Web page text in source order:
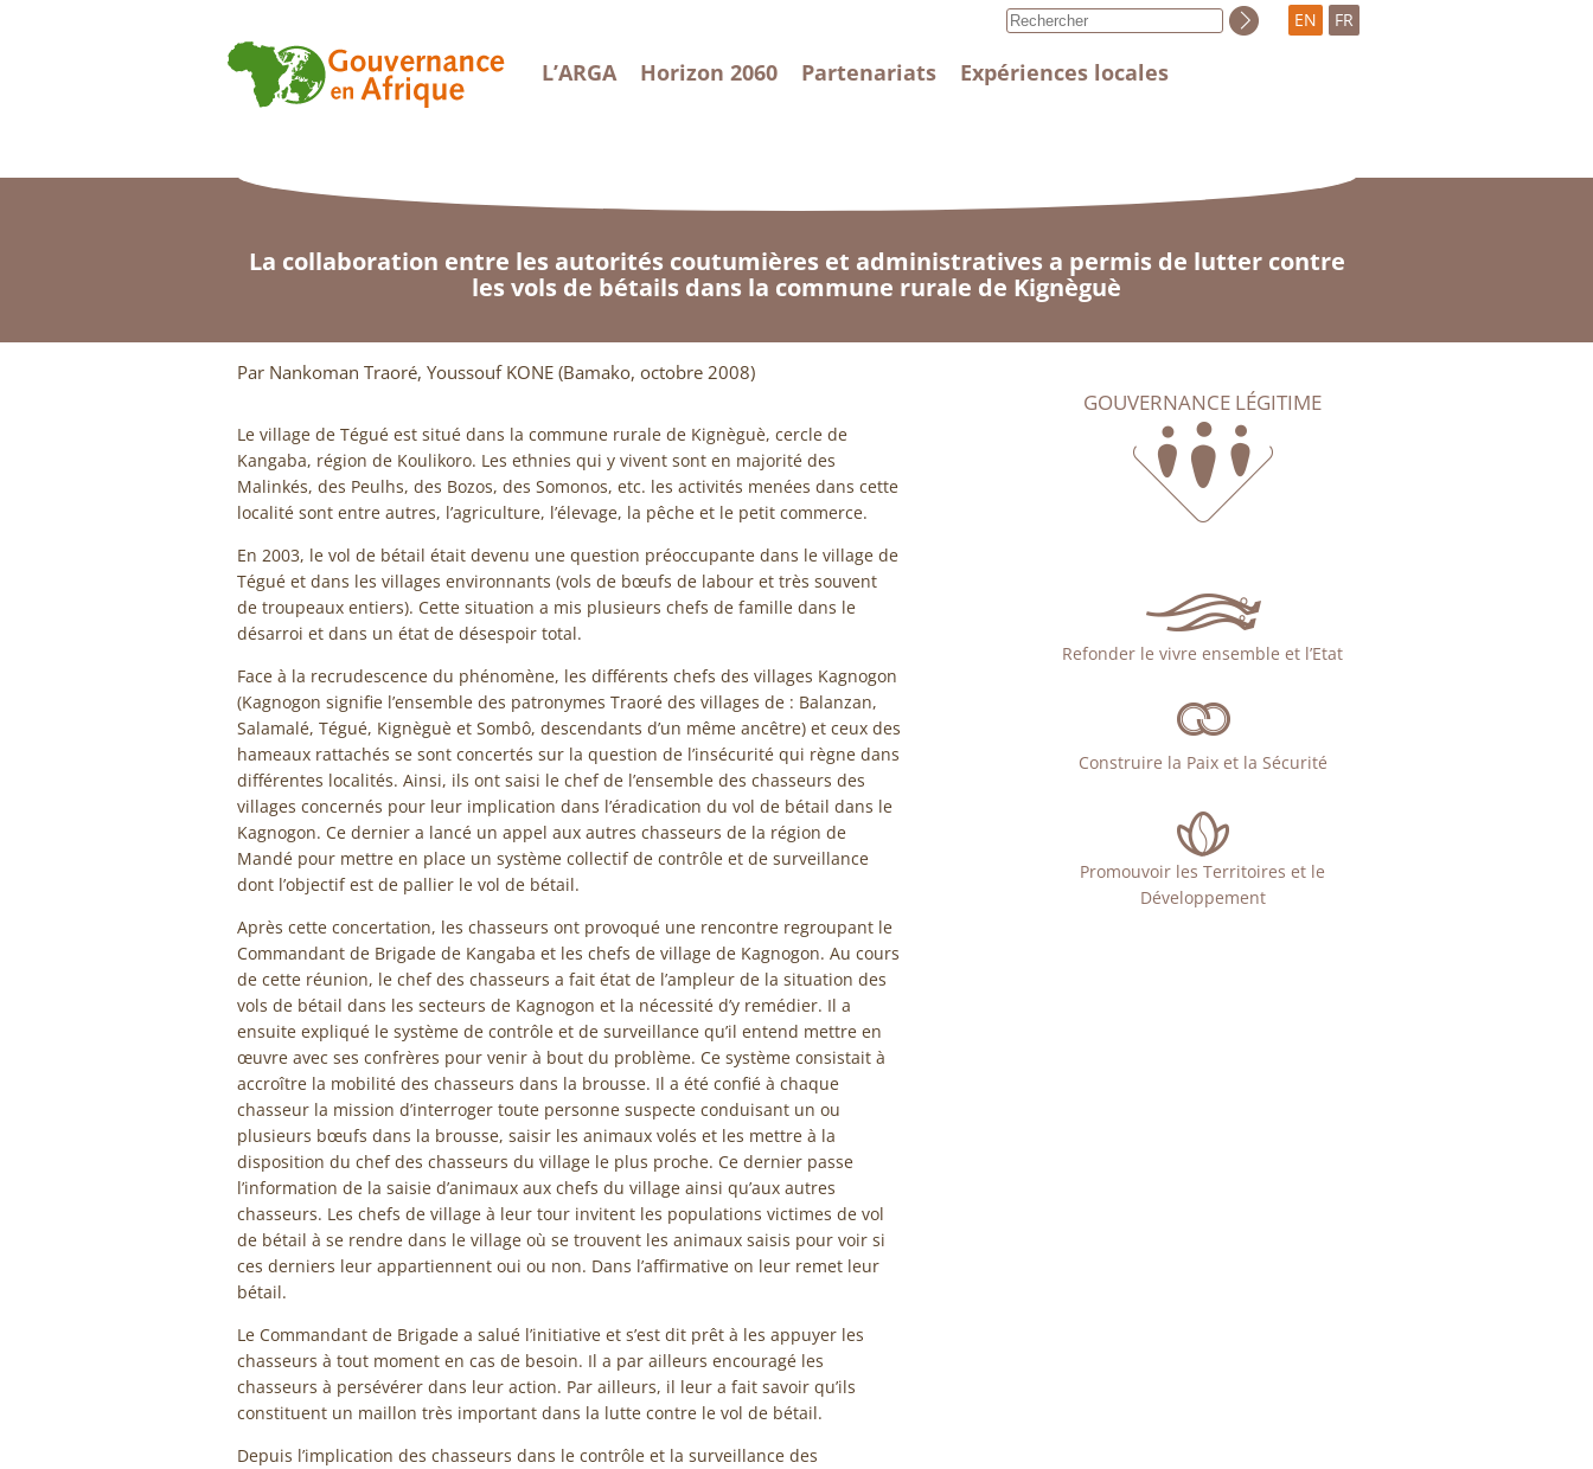
L’ARGA Horizon 2060 Partenariats Expériences locales
EN FR
La collaboration entre les autorités coutumières et administratives a permis de lutter contre
les vols de bétails dans la commune rurale de Kignèguè
Par Nankoman Traoré, Youssouf KONE (Bamako, octobre 2008)
Le village de Tégué est situé dans la commune rurale de Kignèguè, cercle de
Kangaba, région de Koulikoro. Les ethnies qui y vivent sont en majorité des
Malinkés, des Peulhs, des Bozos, des Somonos, etc. les activités menées dans cette
localité sont entre autres, l’agriculture, l’élevage, la pêche et le petit commerce.
En 2003, le vol de bétail était devenu une question préoccupante dans le village de
Tégué et dans les villages environnants (vols de bœufs de labour et très souvent
de troupeaux entiers). Cette situation a mis plusieurs chefs de famille dans le
désarroi et dans un état de désespoir total.
Face à la recrudescence du phénomène, les différents chefs des villages Kagnogon
(Kagnogon signifie l’ensemble des patronymes Traoré des villages de : Balanzan,
Salamalé, Tégué, Kignèguè et Sombô, descendants d’un même ancêtre) et ceux des
hameaux rattachés se sont concertés sur la question de l’insécurité qui règne dans
différentes localités. Ainsi, ils ont saisi le chef de l’ensemble des chasseurs des
villages concernés pour leur implication dans l’éradication du vol de bétail dans le
Kagnogon. Ce dernier a lancé un appel aux autres chasseurs de la région de
Mandé pour mettre en place un système collectif de contrôle et de surveillance
dont l’objectif est de pallier le vol de bétail.
Après cette concertation, les chasseurs ont provoqué une rencontre regroupant le
Commandant de Brigade de Kangaba et les chefs de village de Kagnogon. Au cours
de cette réunion, le chef des chasseurs a fait état de l’ampleur de la situation des
vols de bétail dans les secteurs de Kagnogon et la nécessité d’y remédier. Il a
ensuite expliqué le système de contrôle et de surveillance qu’il entend mettre en
œuvre avec ses confrères pour venir à bout du problème. Ce système consistait à
accroître la mobilité des chasseurs dans la brousse. Il a été confié à chaque
chasseur la mission d’interroger toute personne suspecte conduisant un ou
plusieurs bœufs dans la brousse, saisir les animaux volés et les mettre à la
disposition du chef des chasseurs du village le plus proche. Ce dernier passe
l’information de la saisie d’animaux aux chefs du village ainsi qu’aux autres
chasseurs. Les chefs de village à leur tour invitent les populations victimes de vol
de bétail à se rendre dans le village où se trouvent les animaux saisis pour voir si
ces derniers leur appartiennent oui ou non. Dans l’affirmative on leur remet leur
bétail.
Le Commandant de Brigade a salué l’initiative et s’est dit prêt à les appuyer les
chasseurs à tout moment en cas de besoin. Il a par ailleurs encouragé les
chasseurs à persévérer dans leur action. Par ailleurs, il leur a fait savoir qu’ils
constituent un maillon très important dans la lutte contre le vol de bétail.
Depuis l’implication des chasseurs dans le contrôle et la surveillance des
GOUVERNANCE LÉGITIME
Refonder le vivre ensemble et l’Etat
Construire la Paix et la Sécurité
Promouvoir les Territoires et le
Développement